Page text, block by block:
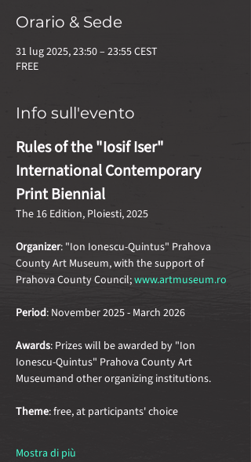
Orario & Sede
31 lug 2025, 23:50 – 23:55 CEST
FREE
Info sull'evento
Rules of the "Iosif Iser"
International Contemporary
Print Biennial
The 16 Edition, Ploiesti, 2025
Organizer: "Ion Ionescu-Quintus" Prahova
County Art Museum, with the support of
Prahova County Council; www.artmuseum.ro
Period: November 2025 - March 2026
Awards: Prizes will be awarded by "Ion
Ionescu-Quintus" Prahova County Art
Museumand other organizing institutions.
Theme: free, at participants' choice
Mostra di più